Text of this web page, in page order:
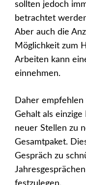
sollten jedoch
betrachtet
Aber auch die
Möglichkeit zum
Arbeiten kann
einnehmen.
Daher
Gehalt als
neuer Stellen zu
Gesamtpaket.
Gespräch zu